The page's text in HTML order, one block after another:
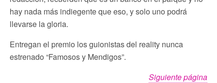
hay nada más indiegente que eso, y solo uno podrá
llevarse la gloria.
Entregan el premio los guionistas del reality nunca
estrenado “Famosos y Mendigos”.
Siguiente página